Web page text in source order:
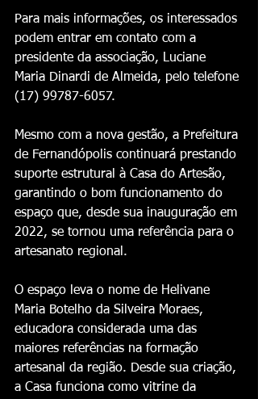
Para mais informações, os interessados
podem entrar em contato com a
presidente da associação, Luciane
Maria Dinardi de Almeida, pelo telefone
(17) 99787-6057.
Mesmo com a nova gestão, a Prefeitura
de Fernandópolis continuará prestando
suporte estrutural à Casa do Artesão,
garantindo o bom funcionamento do
espaço que, desde sua inauguração em
2022, se tornou uma referência para o
artesanato regional.
O espaço leva o nome de Helivane
Maria Botelho da Silveira Moraes,
educadora considerada uma das
maiores referências na formação
artesanal da região. Desde sua criação,
a Casa funciona como vitrine da